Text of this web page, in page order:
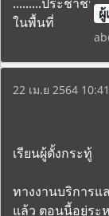
22 เม.ย 2564 10:41
เรียนผู้ตั้งกระทู้
ทางงานบริการแ
แล้ว ตอนนี้อยู่ระ